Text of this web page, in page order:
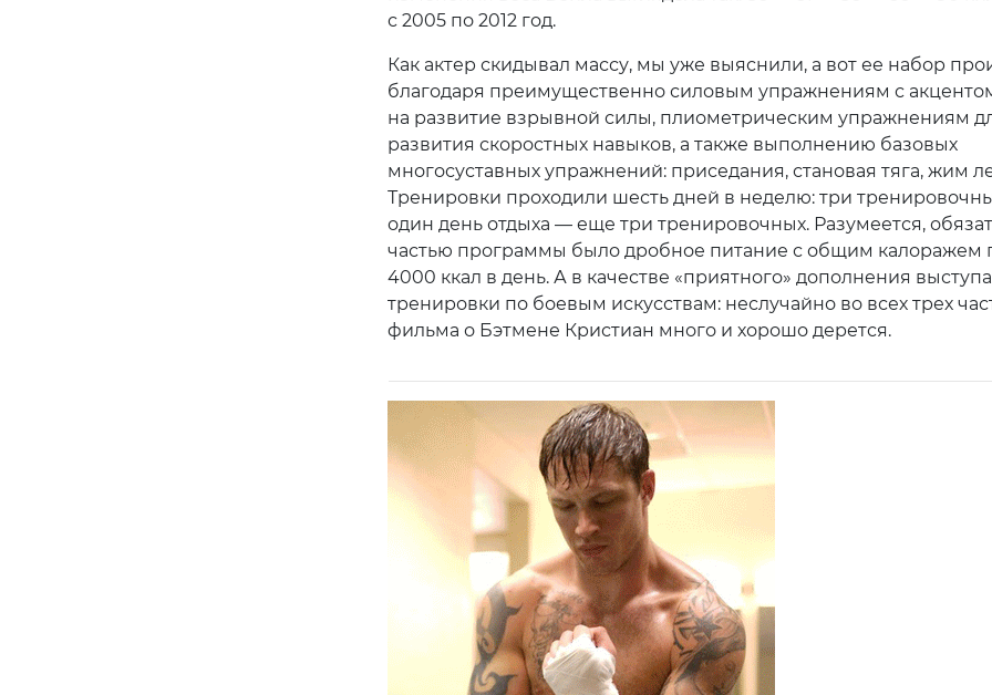
с 2005 по 2012 год.
Как актер скидывал массу, мы уже выяснили, а вот ее набор
благодаря преимущественно силовым упражнениям с
на развитие взрывной силы, плиометрическим упражнениям
развития скоростных навыков, а также выполнению базовых
многосуставных упражнений: приседания, становая тяга, жим
Тренировки проходили шесть дней в неделю: три
один день отдыха — еще три тренировочных. Разумеется,
частью программы было дробное питание с общим калоражем
4000 ккал в день. А в качестве «приятного» дополнения
тренировки по боевым искусствам: неслучайно во всех трех
фильма о Бэтмене Кристиан много и хорошо дерется.